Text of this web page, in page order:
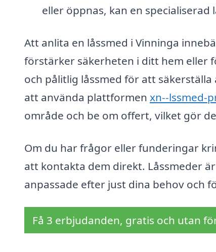
eller öppnas, kan en specialiserad
Att anlita en låssmed i Vinninga
förstärker säkerheten i ditt hem eller
och pålitlig låssmed för att
att använda plattformen xn--lssmed-
område och be om offert, vilket gör
Om du har frågor eller funderingar
att kontakta dem direkt. Låssmeder
anpassade efter just dina behov och
Få 3 erbjudanden, gratis och utan